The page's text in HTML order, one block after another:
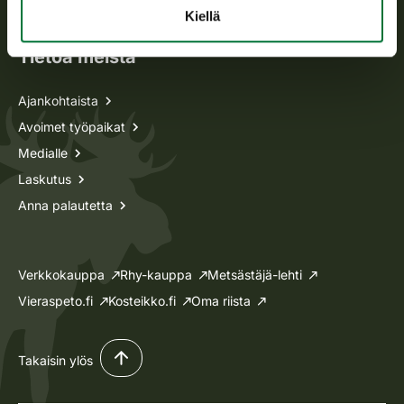
Kiellä
Tietoa meistä
Ajankohtaista
Avoimet työpaikat
Medialle
Laskutus
Anna palautetta
Verkkokauppa Rhy-kauppa
Metsästäjä-lehti
Vieraspeto.fi
Kosteikko.fi Oma riista
Takaisin ylös